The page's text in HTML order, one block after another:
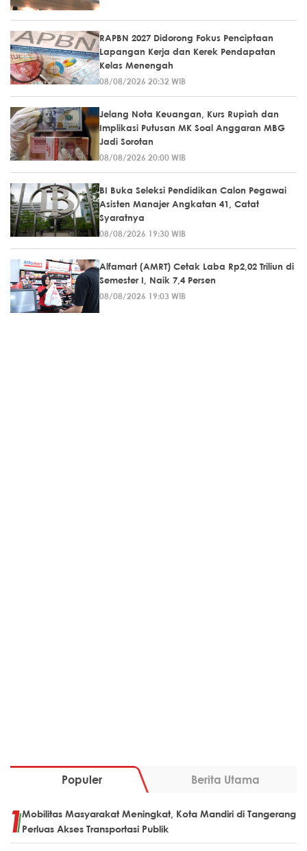
RAPBN 2027 Didorong Fokus Penciptaan
Lapangan Kerja dan Kerek Pendapatan
Kelas Menengah
08/08/2026 20:32 WIB
Jelang Nota Keuangan, Kurs Rupiah dan
Implikasi Putusan MK Soal Anggaran MBG
Jadi Sorotan
08/08/2026 20:00 WIB
BI Buka Seleksi Pendidikan Calon Pegawai
Asisten Manajer Angkatan 41, Catat
Syaratnya
08/08/2026 19:30 WIB
Alfamart (AMRT) Cetak Laba Rp2,02 Triliun di
Semester I, Naik 7,4 Persen
08/08/2026 19:03 WIB
Populer Berita Utama
Mobilitas Masyarakat Meningkat, Kota Mandiri di Tangerang
Perluas Akses Transportasi Publik